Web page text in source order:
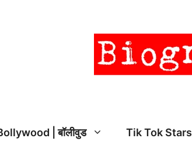
| बॉलीवुड Tik Tok Stars